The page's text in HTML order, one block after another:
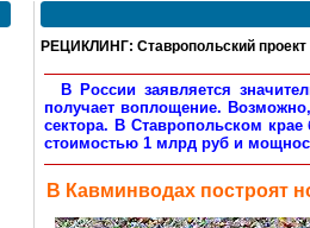
РЕЦИКЛИНГ: Ставропольский проект
В России заявляется
получает воплощение.
сектора. В Ставропольском
стоимостью 1 млрд руб и
В Кавминводах построят